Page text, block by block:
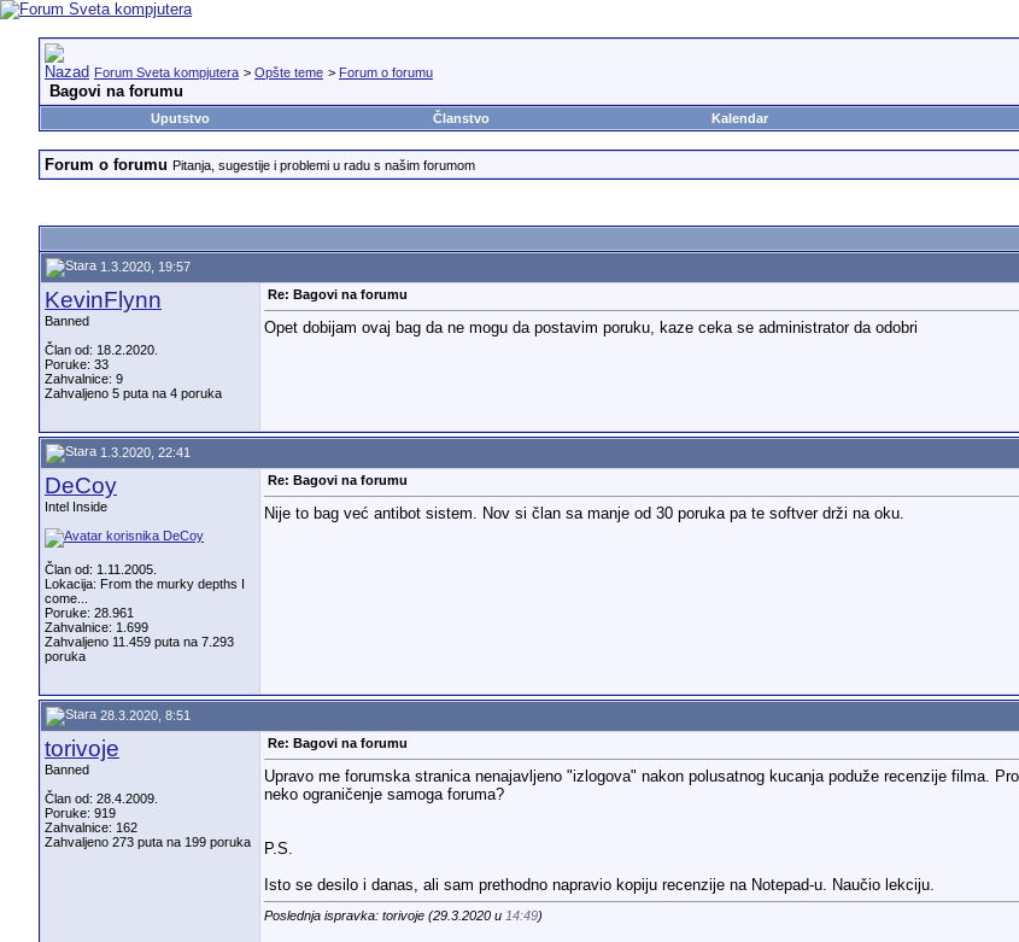
Forum Sveta kompjutera > Opšte teme > Forum o forumu
Bagovi na forumu
Uputstvo Članstvo Kalendar
Forum o forumu Pitanja, sugestije i problemi u radu s našim forumom
1.3.2020, 19:57
KevinFlynn
Banned
Član od: 18.2.2020.
Poruke: 33
Zahvalnice: 9
Zahvaljeno 5 puta na 4 poruka
Re: Bagovi na forumu
Opet dobijam ovaj bag da ne mogu da postavim poruku, kaze ceka se administrator da odobri
1.3.2020, 22:41
DeCoy
Intel Inside
Član od: 1.11.2005.
Lokacija: From the murky depths I
come...
Poruke: 28.961
Zahvalnice: 1.699
Zahvaljeno 11.459 puta na 7.293
poruka
Re: Bagovi na forumu
Nije to bag već antibot sistem. Nov si član sa manje od 30 poruka pa te softver drži na oku.
28.3.2020, 8:51
torivoje
Banned
Član od: 28.4.2009.
Poruke: 919
Zahvalnice: 162
Zahvaljeno 273 puta na 199 poruka
Re: Bagovi na forumu
Upravo me forumska stranica nenajavljeno "izlogova" nakon polusatnog kucanja poduže recenzije filma.
neko ograničenje samoga foruma?
P.S.
Isto se desilo i danas, ali sam prethodno napravio kopiju recenzije na Notepad-u. Naučio lekciju.
Poslednja ispravka: torivoje (29.3.2020 u 14:49)